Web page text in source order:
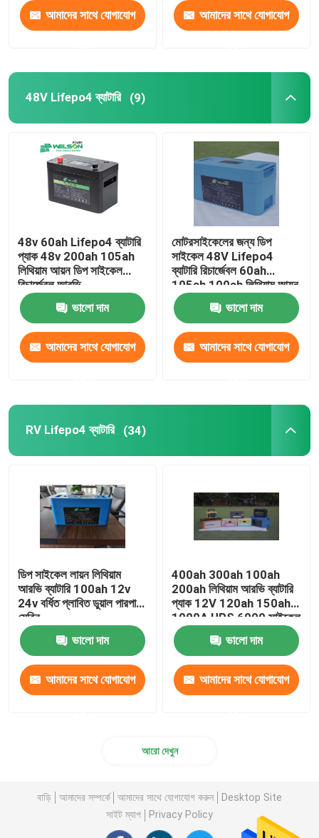
আমাদের সাথে যোগাযোগ আমাদের সাথে যোগাযোগ
48V Lifepo4 ব্যাটারি (9)
48v 60ah Lifepo4 ব্যাটারি
প্যাক 48v 200ah 105ah
লিথিয়াম আয়ন ডিপ সাইকেল
রিচার্জেবল আরভি
ভালো দাম
আমাদের সাথে যোগাযোগ
মোটরসাইকেলের জন্য ডিপ
সাইকেল 48V Lifepo4
ব্যাটারি রিচার্জেবল 60ah
105ah 100ah লিথিয়াম আয়ন
ভালো দাম
আমাদের সাথে যোগাযোগ
RV Lifepo4 ব্যাটারি (34)
ডিপ সাইকেল লায়ন লিথিয়াম
আরভি ব্যাটারি 100ah 12v
24v বর্ধিত প্লাবিত ডুয়াল পারপাস
মেরিন
ভালো দাম
আমাদের সাথে যোগাযোগ
400ah 300ah 100ah
200ah লিথিয়াম আরভি ব্যাটারি
প্যাক 12V 120ah 150ah
1000A UPS 6000 সাইকেল
লাইফ
ভালো দাম
আমাদের সাথে যোগাযোগ
আরো দেখুন
বাড়ি আমাদের সম্পর্কে আমাদের সাথে যোগাযোগ করুন
Desktop Site
সাইট ম্যাপ
Privacy Policy